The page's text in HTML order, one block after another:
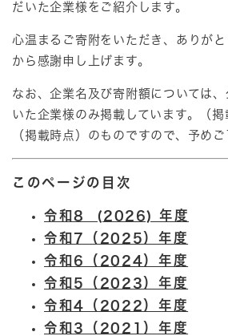
だいた企業様をご紹介します。
心温まるご寄附をいただき、ありが
から感謝申し上げます。
なお、企業名及び寄附額については
いた企業様のみ掲載しています。（
（掲載時点）のものですので、予めご
このページの目次
令和8 (2026) 年度
令和7（2025）年度
令和6（2024）年度
令和5（2023）年度
令和4（2022）年度
令和3（2021）年度